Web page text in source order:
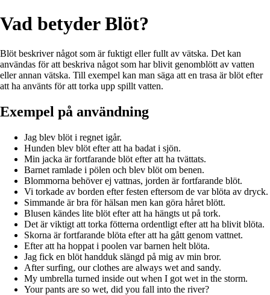
Vad betyder Blöt?
Blöt beskriver något som är fuktigt eller fullt av vätska. Det kan
användas för att beskriva något som har blivit genomblött av vatten
eller annan vätska. Till exempel kan man säga att en trasa är blöt efter
att ha använts för att torka upp spillt vatten.
Exempel på användning
Jag blev blöt i regnet igår.
Hunden blev blöt efter att ha badat i sjön.
Min jacka är fortfarande blöt efter att ha tvättats.
Barnet ramlade i pölen och blev blöt om benen.
Blommorna behöver ej vattnas, jorden är fortfarande blöt.
Vi torkade av borden efter festen eftersom de var blöta av dryck.
Simmande är bra för hälsan men kan göra håret blött.
Blusen kändes lite blöt efter att ha hängts ut på tork.
Det är viktigt att torka fötterna ordentligt efter att ha blivit blöta.
Skorna är fortfarande blöta efter att ha gått genom vattnet.
Efter att ha hoppat i poolen var barnen helt blöta.
Jag fick en blöt handduk slängd på mig av min bror.
After surfing, our clothes are always wet and sandy.
My umbrella turned inside out when I got wet in the storm.
Your pants are so wet, did you fall into the river?